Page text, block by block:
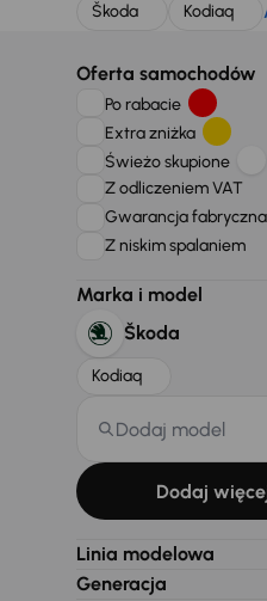
Škoda Kodiaq
Oferta samochodów
Po rabacie
Extra zniżka
Świeżo skupione
Z odliczeniem VAT
Gwarancja fabryczna
Z niskim spalaniem
Marka i model
Škoda
Kodiaq
Dodaj model
Dodaj
Linia modelowa
Generacja